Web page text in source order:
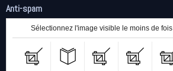
Anti-spam
Sélectionnez l'image visible le moins de fois